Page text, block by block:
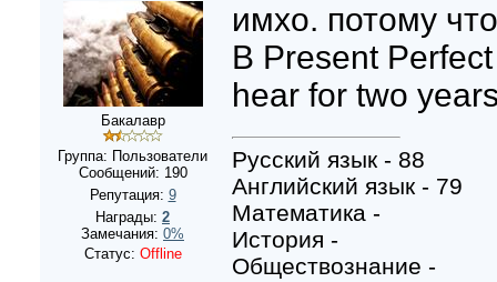
Бакалавр
Группа: Пользователи
Сообщений: 190
Репутация: 9
Награды: 2
Замечания: 0%
Статус: Offline
имхо. потому
В Present
hear for two
Русский язык - 88
Английский язык - 79
Математика -
История -
Обществознание -